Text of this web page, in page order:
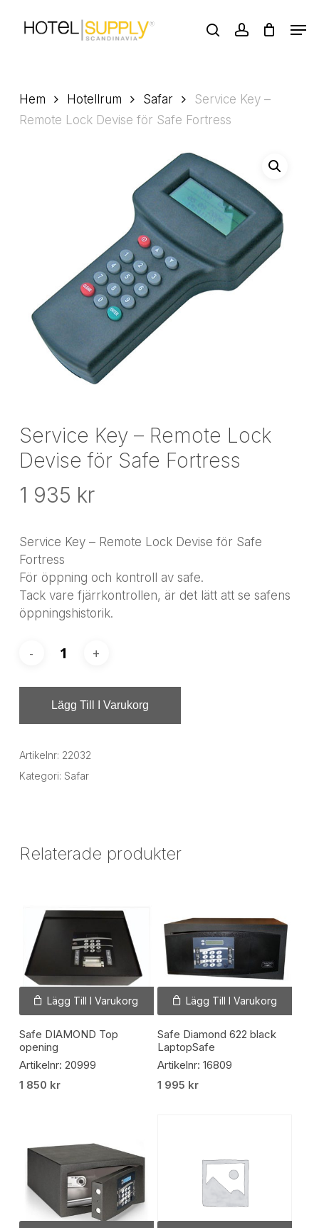
searchaccount
Hem Hotellrum Safar
Service Key –
Remote Lock Devise för Safe Fortress
Service Key – Remote Lock
Devise för Safe Fortress
1 935 kr
Service Key – Remote Lock Devise för Safe
Fortress
För öppning och kontroll av safe.
Tack vare fjärrkontrollen, är det lätt att se safens
öppningshistorik.
Lägg Till I Varukorg
Artikelnr: 22032
Kategori: Safar
Relaterade produkter
Lägg Till I Varukorg
Safe DIAMOND Top
opening
Artikelnr: 20999
1 850 kr
Lägg Till I Varukorg
Safe Diamond 622 black
LaptopSafe
Artikelnr: 16809
1 995 kr